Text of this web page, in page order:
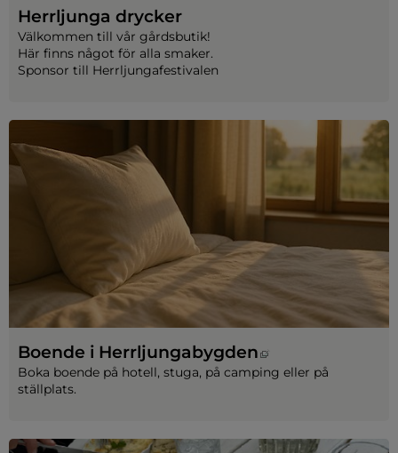
Herrljunga drycker
Välkommen till vår gårdsbutik!
Här finns något för alla smaker.
Sponsor till Herrljungafestivalen
Boende i Herrljungabygden
Boka boende på hotell, stuga, på camping eller på
ställplats.